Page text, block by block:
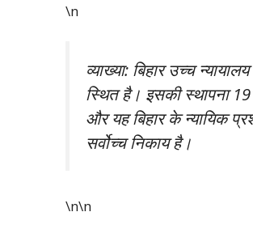
\n
व्याख्या: बिहार उच्च
स्थित है। इसकी स्थापना
और यह बिहार के न्यायिक
सर्वोच्च निकाय है।
\n\n